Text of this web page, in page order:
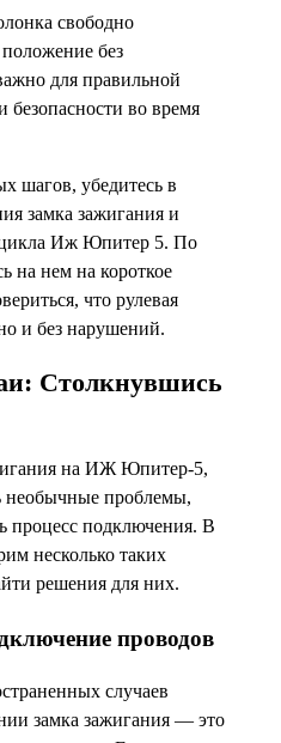
свободно
без
для правильной
безопасности во время
шагов, убедитесь в
замка зажигания и
Иж Юпитер 5. По
на нем на короткое
что рулевая
и без нарушений.
Столкнувшись
на ИЖ Юпитер-5,
необычные проблемы,
процесс подключения. В
несколько таких
решения для них.
проводов
случаев
замка зажигания — это